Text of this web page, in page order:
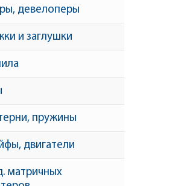
девелоперы
и заглушки
пружины
двигатели
матричных